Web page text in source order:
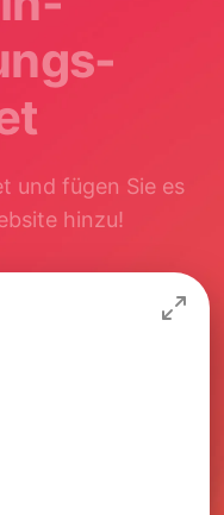
und fügen Sie es
hinzu!